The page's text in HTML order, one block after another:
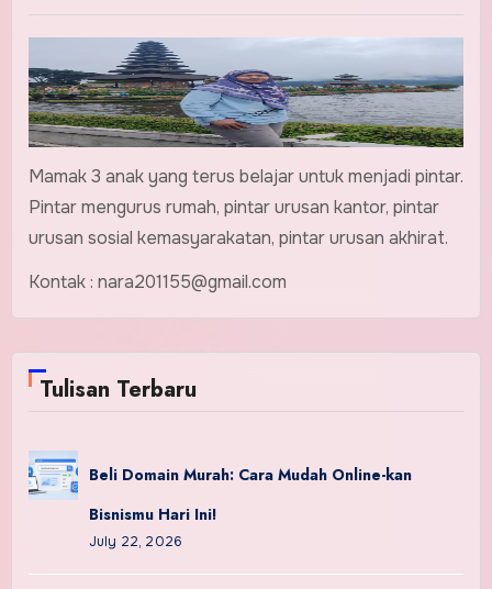
Mamak 3 anak yang terus belajar untuk menjadi pintar.
Pintar mengurus rumah, pintar urusan kantor, pintar
urusan sosial kemasyarakatan, pintar urusan akhirat.
Kontak : nara201155@gmail.com
Tulisan Terbaru
Beli Domain Murah: Cara Mudah Online-kan
Bisnismu Hari Ini!
July 22, 2026